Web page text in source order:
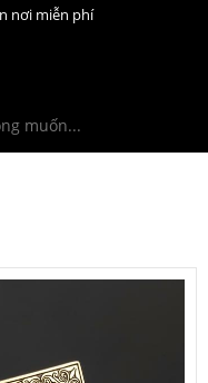
nơi miễn phí